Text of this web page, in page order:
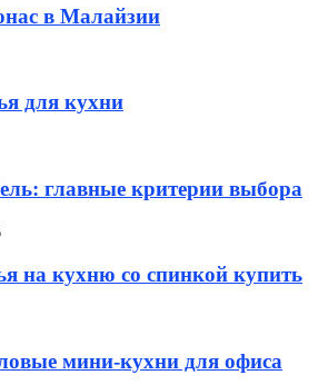
в Малайзии
для кухни
главные критерии выбора
на кухню со спинкой купить
мини-кухни для офиса